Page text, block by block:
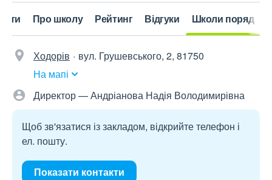
Про школу Рейтинг Відгуки Школи поряд
Ходорів
вул. Грушевського, 2, 81750
На мапі
Директор — Андріанова Надія Володимирівна
Щоб зв'язатися із закладом, відкрийте телефон і
ел. пошту.
Показати контакти